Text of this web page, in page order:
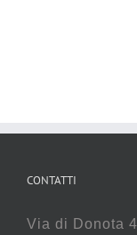
CONTATTI
Via di Donota